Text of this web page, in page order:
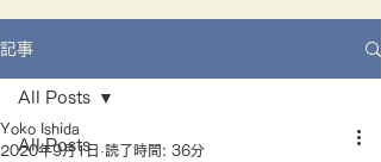
記事
All Posts
All Posts
Yoko Ishida
2020年9月1日 読了時間: 36分